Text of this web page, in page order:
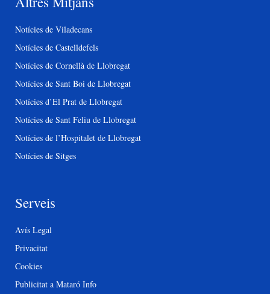
Notícies de Viladecans
Notícies de Castelldefels
Notícies de Cornellà de Llobregat
Notícies de Sant Boi de Llobregat
Notícies d’El Prat de Llobregat
Notícies de Sant Feliu de Llobregat
Notícies de l’Hospitalet de Llobregat
Notícies de Sitges
Serveis
Avís Legal
Privacitat
Cookies
Publicitat a Mataró Info